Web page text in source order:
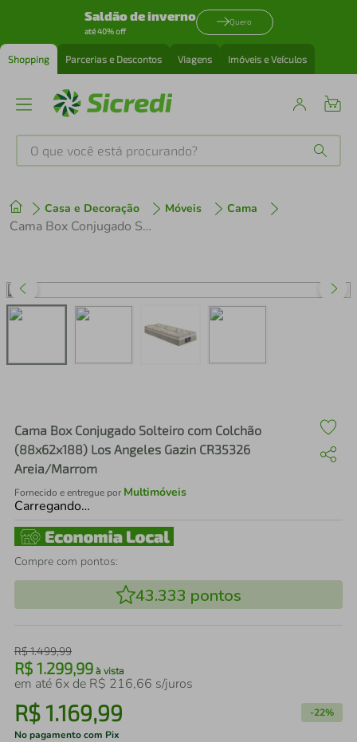
Saldão de inverno
até 40% off
Quero
Shopping Parcerias e Descontos Viagens Imóveis e Veículos
O que você está procurando?
Casa e Decoração Móveis Cama
Cama Box Conjugado Solteiro com Colchão (88x62x188) Los Angeles Gazin CR35326 Areia/Marrom
Cama Box Conjugado Solteiro com Colchão
(88x62x188) Los Angeles Gazin CR35326
Areia/Marrom
Fornecido e entregue por Multimóveis
Carregando…
Compre com pontos:
43.333 pontos
R$1.499,99
R$ 1.299,99 à vista
em até 6x de R$ 216,66 s/juros
R$1.169,99 -22%
No pagamento com Pix
1 º tenis
perfume